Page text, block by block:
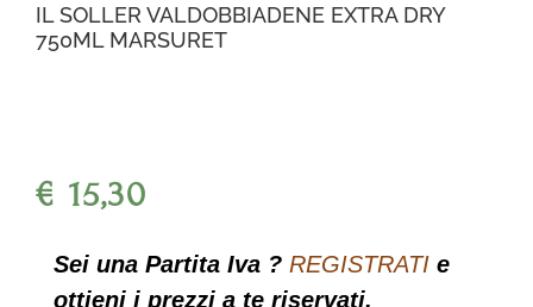
IL SOLLER VALDOBBIADENE EXTRA DRY
750ML MARSURET
€ 15,30
Sei una Partita Iva ? REGISTRATI e
ottieni i prezzi a te riservati.